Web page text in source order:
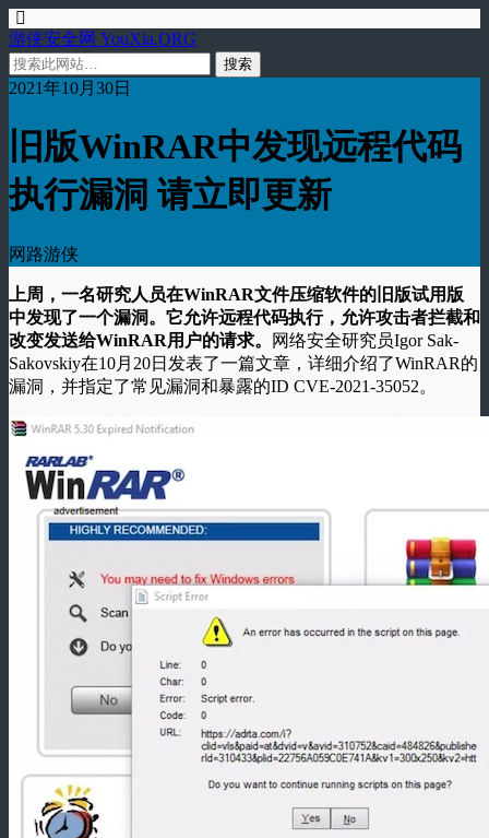
游侠安全网 YouXia.ORG
2021年10月30日
旧版WinRAR中发现远程代码
执行漏洞 请立即更新
网路游侠
上周，一名研究人员在WinRAR文件压缩软件的旧版试用版
中发现了一个漏洞。它允许远程代码执行，允许攻击者拦截和
改变发送给WinRAR用户的请求。
网络安全研究员Igor Sak-
Sakovskiy在10月20日发表了一篇文章，详细介绍了WinRAR的
漏洞，并指定了常见漏洞和暴露的ID CVE-2021-35052。